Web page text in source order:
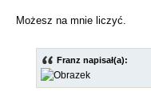
Możesz na mnie liczyć.
Franz napisał(a):